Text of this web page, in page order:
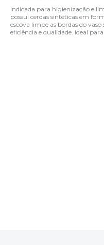
Indicada para higienização e
possui cerdas sintéticas em
escova limpe as bordas do
eficiência e qualidade. Ideal